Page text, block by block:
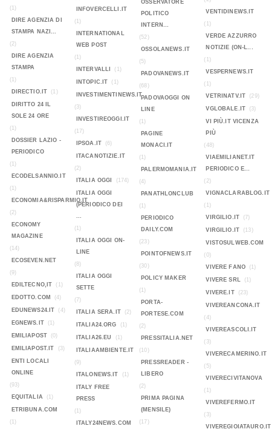
(1)
DIRE AGENZIA DI
STAMPA NAZI...
(2)
DIRE AGENZIA
STAMPA
(1)
DIRECTIO.IT
(1)
DIRITTO 24 IL
SOLE 24 ORE
(1)
DOSSIER LAZIO -
PERIODICO
(1)
ECODELSANNIO.IT
(1)
ECONOMIA&RISPARMIO.IT
(2)
ECONOMY
MAGAZINE
(14)
ECOSEVEN.NET
(9)
EDILTECNO,IT
(1)
EDOTTO.COM (4)
EDUNEWS24.IT (4)
EGNEWS.IT (1)
EMILIAPOST (0)
EMILIAPOST.IT (3)
ENTI LOCALI
ONLINE
(93)
EQUITALIA
(1)
ETRIBUNA.COM
(1)
INFOVERCELLI.IT
(1)
INTERNATIONAL
WEB POST
(1)
INTERVALLI
(1)
INTOPIC.IT (1)
INVESTIMENTINEWS.IT
(3)
INVESTIREOGGI.IT
(17)
IPSOA.IT
(6)
ITACANOTIZIE.IT
(2)
ITALIA OGGI
(174)
ITALIA OGGI
(PERIODICO DEI
...
(1)
ITALIA OGGI ON-
LINE
(8)
ITALIA OGGI
SETTE
(7)
ITALIA SERA.IT
(2)
ITALIA24.ORG (1)
ITALIA26.EU (1)
ITALIAAMBIENTE.IT
(9)
ITALONEWS.IT
(1)
ITALY FREE
PRESS
(1)
ITALY24NEWS.COM
OSSERVATORE
POLITICO
INTERN...
(52)
OSSOLANEWS.IT
(5)
PADOVANEWS.IT
(68)
PADOVAOGGI ON
LINE
(1)
PAGINE
MONACI.IT
(1)
PALERMOMANIA.IT
(4)
PANATHLONCLUB
(1)
PERIODICO
DAILY.COM
(23)
POINTOFNEWS.IT
(30)
POLICY MAKER
(1)
PORTA-
PORTESE.COM
(2)
PRESSITALIA.NET
(10)
PRESSREADER -
LIBERO
(2)
PRIMA PAGINA
(MENSILE)
(17)
VENTIDINEWS.IT
(1)
VERDE AZZURRO
NOTIZIE (ON-L...
(1)
VESPERNEWS.IT
(1)
VETRINATV.IT
(29)
VGLOBALE.IT (3)
VI PIÙ.IT VICENZA
PIÙ
(48)
VIAEMILIANET.IT
PERIODICO E...
(2)
VIGNACLARABLOG.IT
(1)
VIRGILIO.IT
(7)
VIRGILIO.IT (13)
VISTOSULWEB.COM
(0)
VIVERE FANO
(1)
VIVERE SRL (1)
VIVERE.IT (23)
VIVEREANCONA.IT
(4)
VIVEREASCOLI.IT
(3)
VIVERECAMERINO.IT
(5)
VIVERECIVITANOVA
(1)
VIVEREFERMO.IT
(3)
VIVEREGIOIATAURO.IT